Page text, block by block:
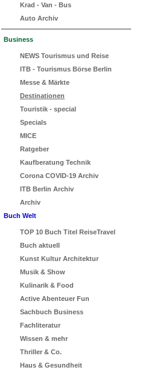
Krad - Van - Bus
Auto Archiv
Business
NEWS Tourismus und Reise
ITB - Tourismus Börse Berlin
Messe & Märkte
Destinationen
Touristik - special
Specials
MICE
Ratgeber
Kaufberatung Technik
Corona COVID-19 Archiv
ITB Berlin Archiv
Archiv
Buch Welt
TOP 10 Buch Titel ReiseTravel
Buch aktuell
Kunst Kultur Architektur
Musik & Show
Kulinarik & Food
Active Abenteuer Fun
Sachbuch Business
Fachliteratur
Wissen & mehr
Thriller & Co.
Haus & Gesundheit